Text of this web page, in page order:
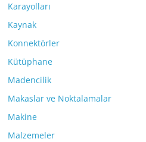
Karayolları
Kaynak
Konnektörler
Kütüphane
Madencilik
Makaslar ve Noktalamalar
Makine
Malzemeler